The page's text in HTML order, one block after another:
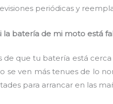
periódicas y
la batería de mi moto está
de que tu batería está
se ven más tenues de lo
para arrancar en las